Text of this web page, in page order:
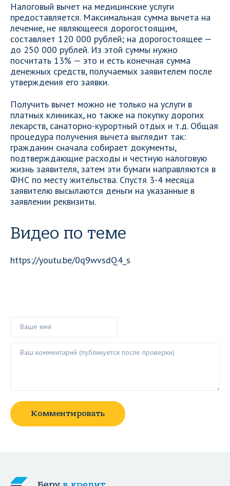
Налоговый вычет на медицинские услуги
предоставляется. Максимальная сумма вычета на
лечение, не являющееся дорогостоящим,
составляет 120 000 рублей; на дорогостоящее —
до 250 000 рублей. Из этой суммы нужно
посчитать 13% — это и есть конечная сумма
денежных средств, получаемых заявителем после
утверждения его заявки.
Получить вычет можно не только на услуги в
платных клиниках, но также на покупку дорогих
лекарств, санаторно-курортный отдых и т.д. Общая
процедура получения вычета выглядит так:
гражданин сначала собирает документы,
подтверждающие расходы и честную налоговую
жизнь заявителя, затем эти бумаги направляются в
ФНС по месту жительства. Спустя 3-4 месяца
заявителю высылаются деньги на указанные в
заявлении реквизиты.
Видео по теме
https://youtu.be/0q9wvsdQ4_s
Комментировать